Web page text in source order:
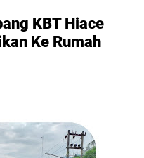
KBT Hiace
Ke Rumah